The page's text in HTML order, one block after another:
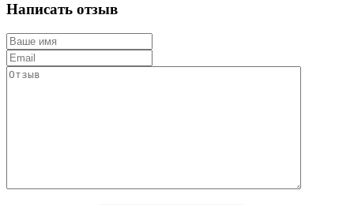
Написать отзыв